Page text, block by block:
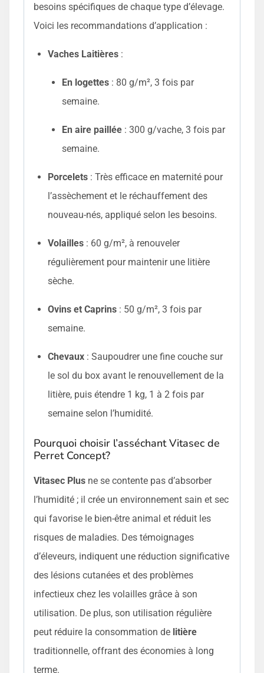
besoins spécifiques de chaque type d’élevage.
Voici les recommandations d’application :
Vaches Laitières :
En logettes : 80 g/m², 3 fois par
semaine.
En aire paillée : 300 g/vache, 3 fois par
semaine.
Porcelets : Très efficace en maternité pour
l’assèchement et le réchauffement des
nouveau-nés, appliqué selon les besoins.
Volailles : 60 g/m², à renouveler
régulièrement pour maintenir une litière
sèche.
Ovins et Caprins : 50 g/m², 3 fois par
semaine.
Chevaux : Saupoudrer une fine couche sur
le sol du box avant le renouvellement de la
litière, puis étendre 1 kg, 1 à 2 fois par
semaine selon l’humidité.
Pourquoi choisir l’asséchant Vitasec de
Perret Concept?
Vitasec Plus ne se contente pas d’absorber
l’humidité ; il crée un environnement sain et sec
qui favorise le bien-être animal et réduit les
risques de maladies. Des témoignages
d’éleveurs, indiquent une réduction significative
des lésions cutanées et des problèmes
infectieux chez les volailles grâce à son
utilisation. De plus, son utilisation régulière
peut réduire la consommation de litière
traditionnelle, offrant des économies à long
terme.